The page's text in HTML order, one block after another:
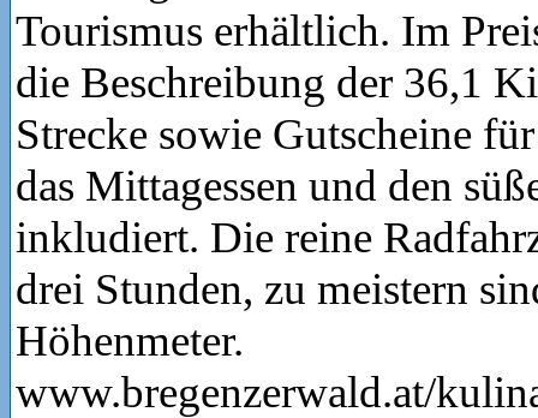
Tourismus erhältlich. Im
die Beschreibung der 36,1
Strecke sowie Gutscheine
das Mittagessen und den
inkludiert. Die reine
drei Stunden, zu meistern
Höhenmeter.
www.bregenzerwald.at/